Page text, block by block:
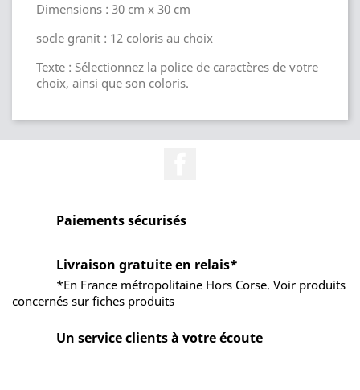
Dimensions : 30 cm x 30 cm
socle granit : 12 coloris au choix
Texte : Sélectionnez la police de caractères de votre
choix, ainsi que son coloris.
Paiements sécurisés
Livraison gratuite en relais*
*En France métropolitaine Hors Corse. Voir produits
concernés sur fiches produits
Un service clients à votre écoute